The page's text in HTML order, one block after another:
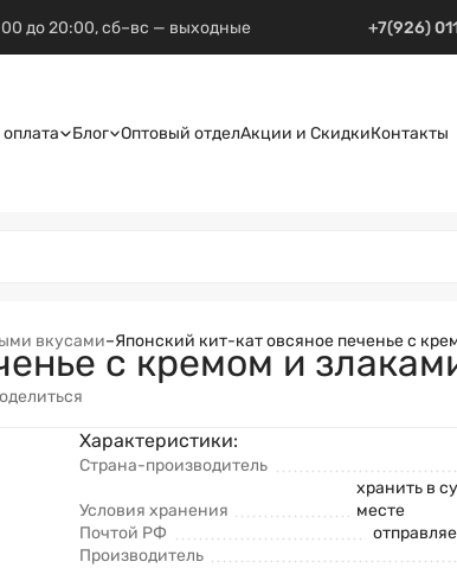
до 20:00, сб–вс — выходные +7(926)
Блог Оптовый отделАкции и СкидкиКонтакты
вкусами–Японский кит-кат овсяное печенье с
с кремом и
Характеристики:
Страна-производитель
Условия хранения
хранить в
месте
Почтой РФ
Производитель